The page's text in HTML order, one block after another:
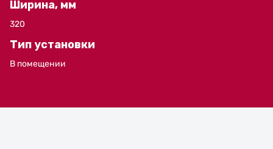
Ширина, мм
320
Тип установки
В помещении